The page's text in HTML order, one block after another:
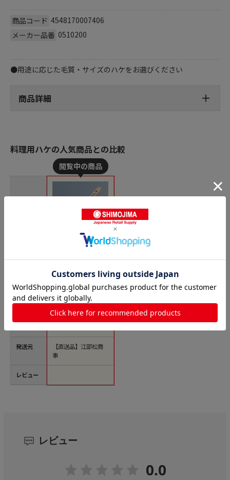
商品コード 4548170007406
メーカー品番 0510200
●用途に応じた毛質・サイズのハケをお選びください
商品詳細
料理用ハケの人気商品との比較
価格(税
込)
発送元
レビュー
ケ 4寸（120mm）
1個（ご注文単位1
個）【直送品】
￥1,767
120×235mm／毛の
【直送品】江部松商
事
レビュー
0.0